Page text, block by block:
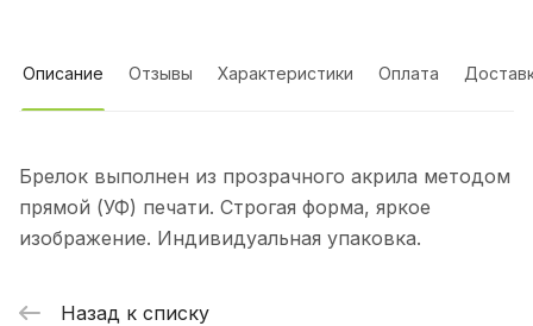
Описание Отзывы Характеристики Оплата
Брелок выполнен из прозрачного акрила методом
прямой (УФ) печати. Строгая форма, яркое
изображение. Индивидуальная упаковка.
Назад к списку